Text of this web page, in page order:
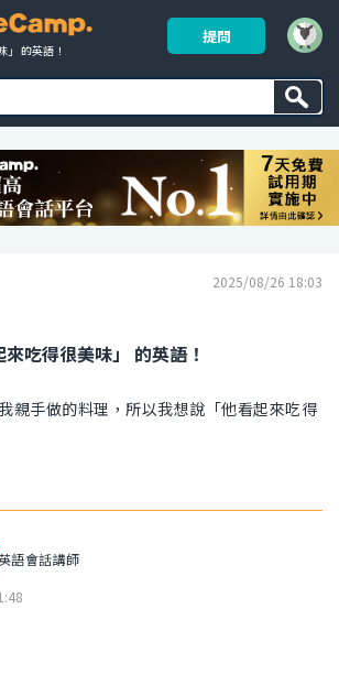
」 的英語！
提問
2025/08/26 18:03
吃得很美味」 的英語！
親手做的料理，所以我想說「他看起來吃得
語會話講師